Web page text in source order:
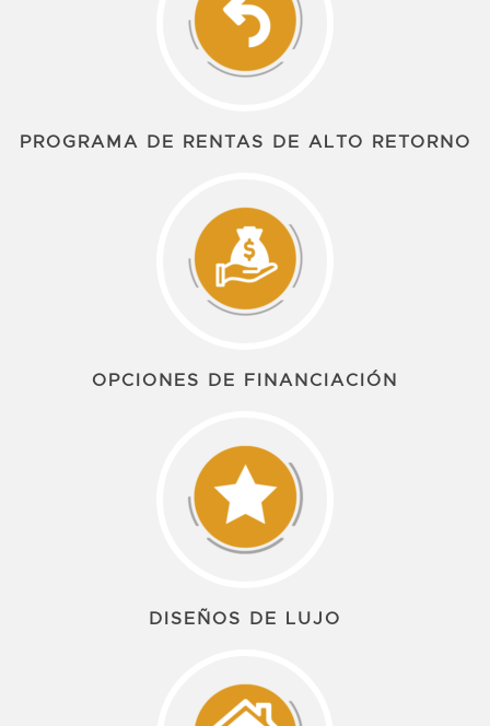
PROGRAMA DE RENTAS DE ALTO RETORNO
OPCIONES DE FINANCIACIÓN
DISEÑOS DE LUJO